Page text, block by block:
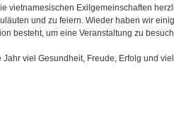
vietnamesischen Exilgemeinschaften
und zu feiern. Wieder haben wir
besteht, um eine Veranstaltung zu
viel Gesundheit, Freude, Erfolg und